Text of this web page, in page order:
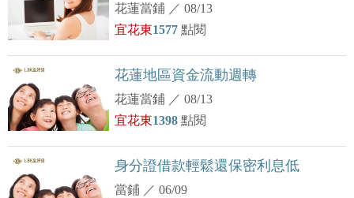
花蓮當鋪 ／08/13
宜花東1577點閱
花蓮地區資金流動週轉
花蓮當鋪 ／08/13
宜花東1398點閱
身分證借款輕鬆還保密利息低
當鋪 ／06/09